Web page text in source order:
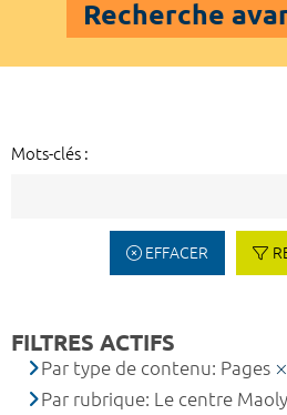
Recherche
Mots-clés :
EFFACER
FILTRES ACTIFS
Par type de contenu: Pages
Par rubrique: Le centre